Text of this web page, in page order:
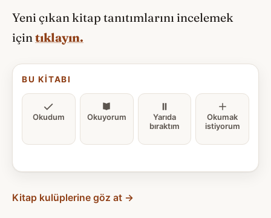
Yeni çıkan kitap tanıtımlarını incelemek
içintıklayın.
BU KITABI
Okudum Okuyorum
Yarıda
bıraktım
Okumak
istiyorum
Kitap kulüplerine göz at →